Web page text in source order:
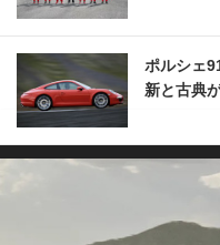
ポルシェ
新と古典